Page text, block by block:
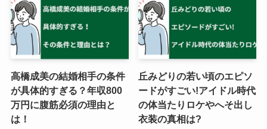
高橋成美の結婚相手の条件
が具体的すぎる？年収800
万円に腹筋必須の理由と
は！
丘みどりの若い頃のエピソ
ードがすごい!アイドル時代
の体当たりロケやへそ出し
衣装の真相は?